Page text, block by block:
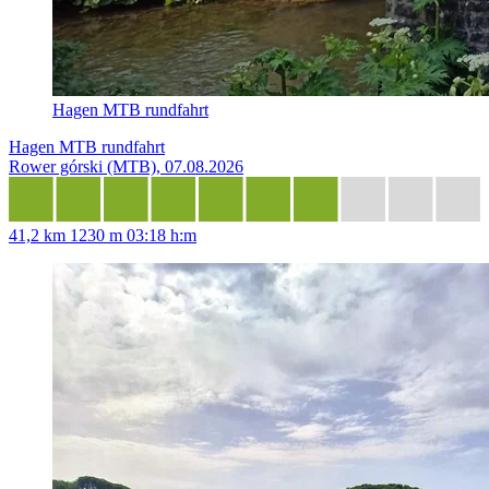
Hagen MTB rundfahrt
Hagen MTB rundfahrt
Rower górski (MTB), 07.08.2026
41,2 km 1230 m 03:18 h:m